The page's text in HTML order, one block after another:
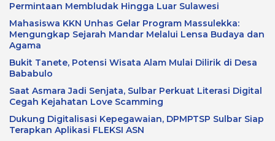
Permintaan Membludak Hingga Luar Sulawesi
Mahasiswa KKN Unhas Gelar Program Massulekka:
Mengungkap Sejarah Mandar Melalui Lensa Budaya dan
Agama
Bukit Tanete, Potensi Wisata Alam Mulai Dilirik di Desa
Bababulo
Saat Asmara Jadi Senjata, Sulbar Perkuat Literasi Digital
Cegah Kejahatan Love Scamming
Dukung Digitalisasi Kepegawaian, DPMPTSP Sulbar Siap
Terapkan Aplikasi FLEKSI ASN